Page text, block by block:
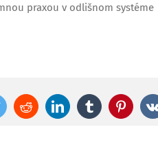
praxou v odlišnom systéme
TwitterRedditLinkedInTumblr